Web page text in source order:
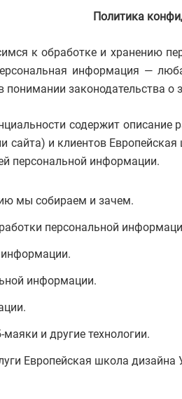
Политика
к обработке и хранению
информация —
понимании законодательства о
содержит описание
сайта) и клиентов
персональной информации.
мы собираем и зачем.
персональной
информации.
информации.
и другие технологии.
Европейская школа дизайна